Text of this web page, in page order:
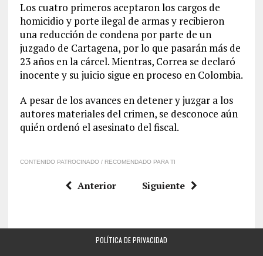
Los cuatro primeros aceptaron los cargos de
homicidio y porte ilegal de armas y recibieron
una reducción de condena por parte de un
juzgado de Cartagena, por lo que pasarán más de
23 años en la cárcel. Mientras, Correa se declaró
inocente y su juicio sigue en proceso en Colombia.
A pesar de los avances en detener y juzgar a los
autores materiales del crimen, se desconoce aún
quién ordenó el asesinato del fiscal.
CONTENIDO PATROCINADO / RECOMENDADO PARA TI
Anterior Siguiente
POLÍTICA DE PRIVACIDAD